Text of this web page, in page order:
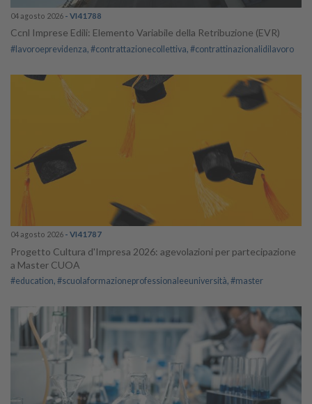
04 agosto 2026 - VI41788
Ccnl Imprese Edili: Elemento Variabile della Retribuzione (EVR)
#lavoroeprevidenza #contrattazionecollettiva #contrattinazionalidilavoro
04 agosto 2026 - VI41787
Progetto Cultura d'Impresa 2026: agevolazioni per partecipazione
a Master CUOA
#education #scuolaformazioneprofessionaleeuniversità #master